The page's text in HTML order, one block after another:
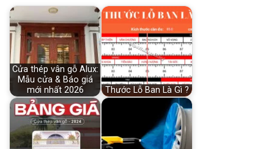
Cửa thép vân gỗ Alux:
Mẫu cửa & Báo giá
mới nhất 2026
Thước Lỗ Ban Là Gì ?